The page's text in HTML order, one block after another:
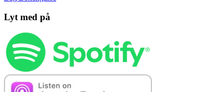
Lyt med på